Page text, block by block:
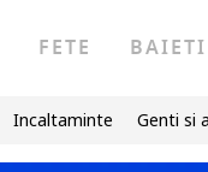
FETE BAIETI
Incaltaminte Genti si